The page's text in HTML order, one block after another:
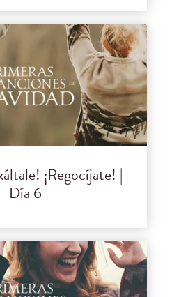
¡Regocíjate! |
Día 6